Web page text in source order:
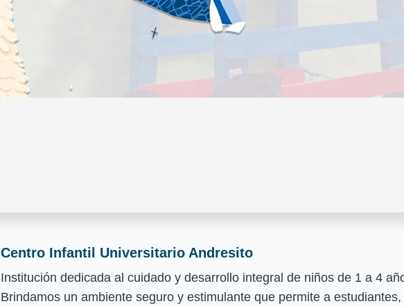
Centro Infantil Universitario Andresito
Institución dedicada al cuidado y desarrollo integral de niños de 1 a 4
Brindamos un ambiente seguro y estimulante que permite a